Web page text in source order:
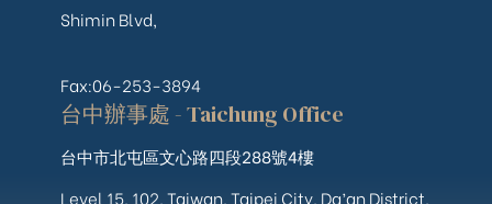
Shimin Blvd,
Fax:06-253-3894
台中辦事處 - Taichung Office
台中市北屯區文心路四段288號4樓
Level 15, 102, Taiwan, Taipei City, Da’an District,